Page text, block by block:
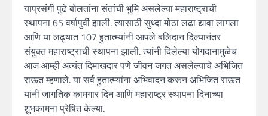
याप्रसंगी पुढे बोलतांना संतांची भुमि असलेल्या महाराष्ट्राची
स्थापना 65 वर्षापुर्वी झाली. त्यासाठी सुध्दा मोठा लढा द्यावा लागला
आणि या लढ्यात 107 हुतात्म्यांनी आपले बलिदान दिल्यानंतर
संयुक्त महाराष्ट्राची स्थापना झाली. त्यांनी दिलेल्या योगदानामुळेच
आज आम्ही अत्यंत दिमाखदार पणे जीवन जगत असलेल्याचे अभिजित
राऊत म्हणाले. या सर्व हुतात्म्यांना अभिवादन करून अभिजित राऊत
यांनी जागतिक कामगार दिन आणि महाराष्ट्र स्थापना दिनाच्या
शुभकामना प्रेषित केल्या.